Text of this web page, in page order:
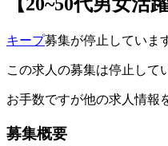
【20~50代男女
キープ募集が停止していま
この求人の募集は停止して
お手数ですが他の求人情報
募集概要